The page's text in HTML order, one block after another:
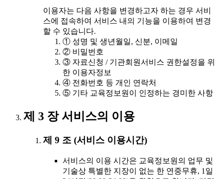
이용자는 다음 사항을 변경하고자 하는 경우 서비
스에 접속하여 서비스 내의 기능을 이용하여 변경
할 수 있습니다.
① 성명 및 생년월일, 신분, 이메일
② 비밀번호
③ 자료신청 / 기관회원서비스 권한설정을 위
한 이용자정보
④ 전화번호 등 개인 연락처
⑤ 기타 교육정보원이 인정하는 경미한 사항
제 3 장 서비스의 이용
제 9 조 (서비스 이용시간)
서비스의 이용 시간은 교육정보원의 업무 및
기술상 특별한 지장이 없는 한 연중무휴, 1일